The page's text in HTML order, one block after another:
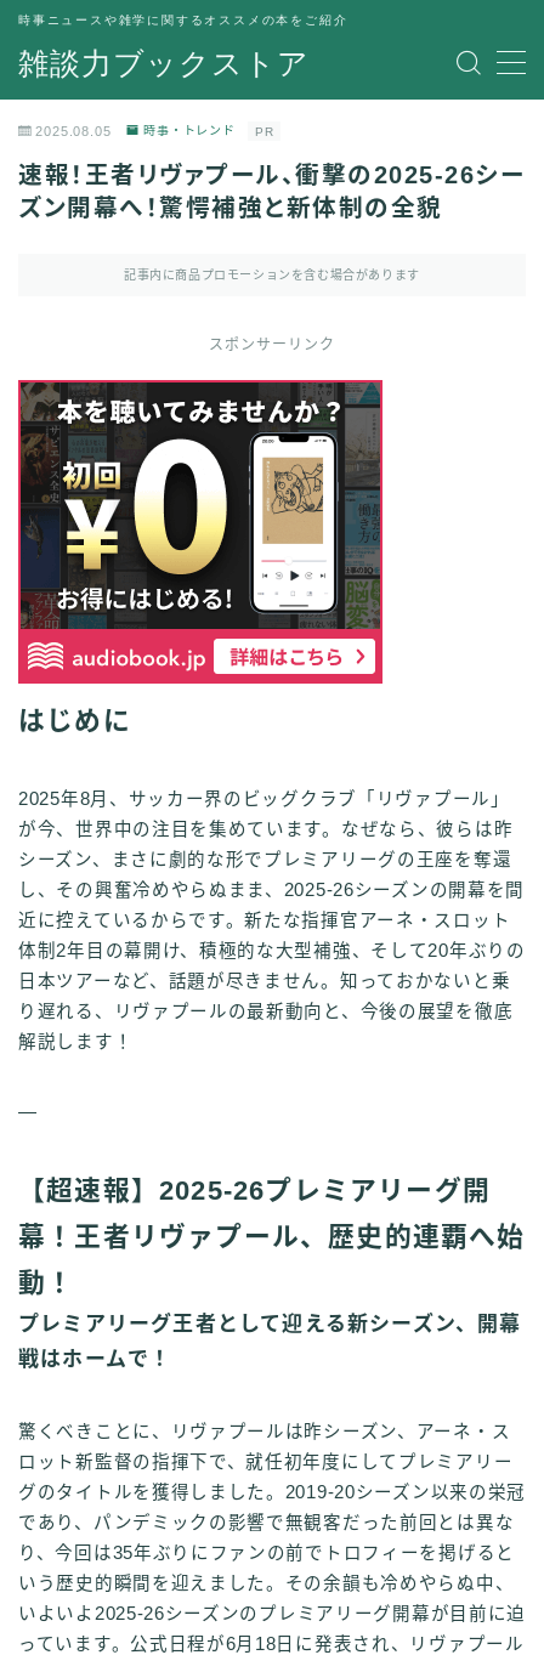
雑談力ブックストア
時事ニュースや雑学に関するオススメの本をご紹介
MENU
運営者情報
2025.08.05 時事・トレンド PR
速報！王者リヴァプール、衝撃の2025-26シー
ズン開幕へ！驚愕補強と新体制の全貌
記事内に商品プロモーションを含む場合があります
スポンサーリンク
はじめに
2025年8月、サッカー界のビッグクラブ「リヴァプール」
が今、世界中の注目を集めています。なぜなら、彼らは昨
シーズン、まさに劇的な形でプレミアリーグの王座を奪還
し、その興奮冷めやらぬまま、2025-26シーズンの開幕を間
近に控えているからです。新たな指揮官アーネ・スロット
体制2年目の幕開け、積極的な大型補強、そして20年ぶりの
日本ツアーなど、話題が尽きません。知っておかないと乗
り遅れる、リヴァプールの最新動向と、今後の展望を徹底
解説します！
—
【超速報】2025-26プレミアリーグ開
幕！王者リヴァプール、歴史的連覇へ始
動！
プレミアリーグ王者として迎える新シーズン、開幕
戦はホームで！
驚くべきことに、リヴァプールは昨シーズン、アーネ・ス
ロット新監督の指揮下で、就任初年度にしてプレミアリー
グのタイトルを獲得しました。2019-20シーズン以来の栄冠
であり、パンデミックの影響で無観客だった前回とは異な
り、今回は35年ぶりにファンの前でトロフィーを掲げると
いう歴史的瞬間を迎えました。その余韻も冷めやらぬ中、
いよいよ2025-26シーズンのプレミアリーグ開幕が目前に迫
っています。公式日程が6月18日に発表され、リヴァプール